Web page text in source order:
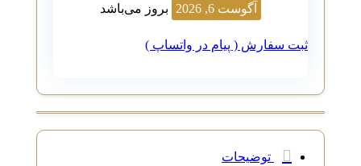
آگوست 6, 2026
بروز می‌باشد
ثبت سفارش ( پیام در واتساپ )
توضیحات